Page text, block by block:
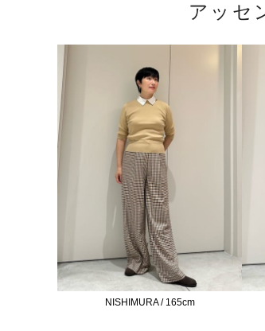
アッセ
NISHIMURA / 165cm